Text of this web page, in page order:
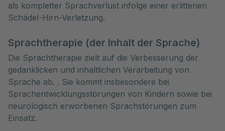
als kompletter Sprachverlust infolge einer erlittenen
Schädel-Hirn-Verletzung.
Sprachtherapie (der Inhalt der Sprache)
Die Sprachtherapie zielt auf die Verbesserung der
gedanklicken und inhaltlichen Verarbeitung von
Sprache ab. . Sie kommt insbesondere bei
Sprachentwicklungsstörungen von Kindern sowie bei
neurologisch erworbenen Sprachstörungen zum
Einsatz.